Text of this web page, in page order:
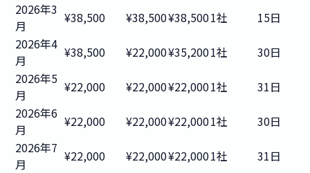
2026年3
月
¥38,500 ¥38,500¥38,5001社
15日
2026年4
月
¥38,500 ¥22,000¥35,2001社
30日
2026年5
月
¥22,000 ¥22,000¥22,0001社
31日
2026年6
月
¥22,000 ¥22,000¥22,0001社
30日
2026年7
月
¥22,000 ¥22,000¥22,0001社
31日